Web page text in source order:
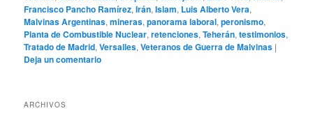
Francisco Pancho Ramírez,Irán,Islam, Luis Alberto Vera,
Malvinas Argentinas,mineras,panorama laboral,peronismo,
Planta de Combustible Nuclear,retenciones,Teherán,testimonios,
Tratado de Madrid,Versalles,Veteranos de Guerra de Malvinas |
Deja un comentario
ARCHIVOS